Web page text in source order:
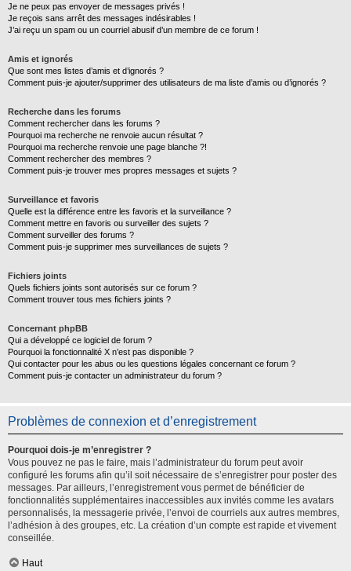
Je ne peux pas envoyer de messages privés !
Je reçois sans arrêt des messages indésirables !
J’ai reçu un spam ou un courriel abusif d’un membre de ce forum !
Amis et ignorés
Que sont mes listes d’amis et d’ignorés ?
Comment puis-je ajouter/supprimer des utilisateurs de ma liste d’amis ou d’ignorés ?
Recherche dans les forums
Comment rechercher dans les forums ?
Pourquoi ma recherche ne renvoie aucun résultat ?
Pourquoi ma recherche renvoie une page blanche ?!
Comment rechercher des membres ?
Comment puis-je trouver mes propres messages et sujets ?
Surveillance et favoris
Quelle est la différence entre les favoris et la surveillance ?
Comment mettre en favoris ou surveiller des sujets ?
Comment surveiller des forums ?
Comment puis-je supprimer mes surveillances de sujets ?
Fichiers joints
Quels fichiers joints sont autorisés sur ce forum ?
Comment trouver tous mes fichiers joints ?
Concernant phpBB
Qui a développé ce logiciel de forum ?
Pourquoi la fonctionnalité X n’est pas disponible ?
Qui contacter pour les abus ou les questions légales concernant ce forum ?
Comment puis-je contacter un administrateur du forum ?
Problèmes de connexion et d’enregistrement
Pourquoi dois-je m’enregistrer ?
Vous pouvez ne pas le faire, mais l’administrateur du forum peut avoir
configuré les forums afin qu’il soit nécessaire de s’enregistrer pour poster des
messages. Par ailleurs, l’enregistrement vous permet de bénéficier de
fonctionnalités supplémentaires inaccessibles aux invités comme les avatars
personnalisés, la messagerie privée, l’envoi de courriels aux autres membres,
l’adhésion à des groupes, etc. La création d’un compte est rapide et vivement
conseillée.
Haut